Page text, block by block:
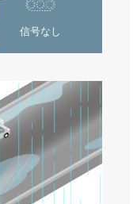
信号なし